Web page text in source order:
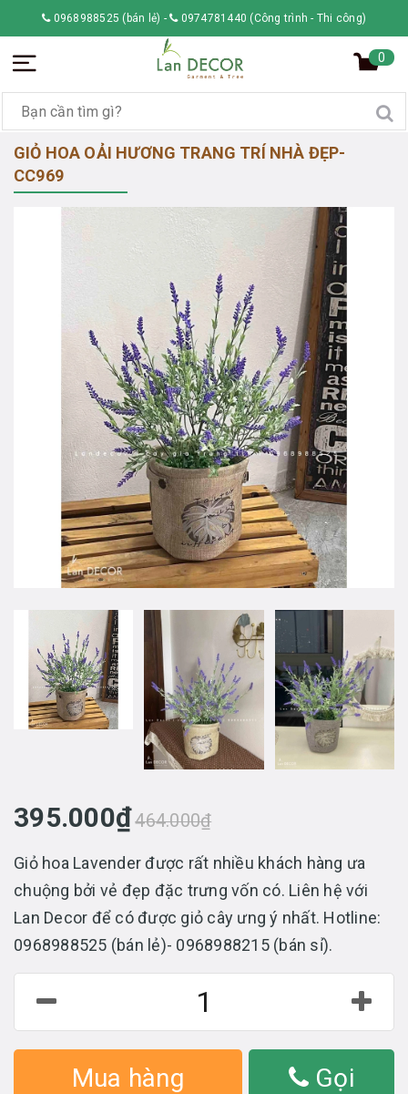
0968988525 (bán lẻ) - 0974781440 (Công trình - Thi công)
0
GIỎ HOA OẢI HƯƠNG TRANG TRÍ NHÀ ĐẸP-
CC969
395.000₫464.000₫
Giỏ hoa Lavender được rất nhiều khách hàng ưa
chuộng bởi vẻ đẹp đặc trưng vốn có. Liên hệ với
Lan Decor để có được giỏ cây ưng ý nhất. Hotline:
0968988525 (bán lẻ)- 0968988215 (bán sỉ).
Mua hàng Gọi